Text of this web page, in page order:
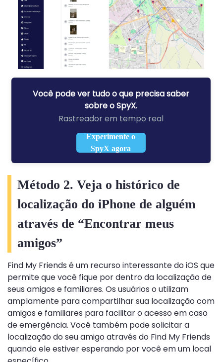
Você pode ver tudo o que precisa saber
sobre o SpyX.
Rastreador em tempo real
Experimente o
SpyX agora
Método 2. Veja o histórico de
localização do iPhone de alguém
através de “Encontrar meus
amigos”
Find My Friends é um recurso interessante do iOS que
permite que você fique por dentro da localização de
seus amigos e familiares. Os usuários o utilizam
amplamente para compartilhar sua localização com
amigos e familiares para facilitar o acesso em caso
de emergência. Você também pode solicitar a
localização do seu amigo através do Find My Friends
quando ele estiver esperando por você em um local